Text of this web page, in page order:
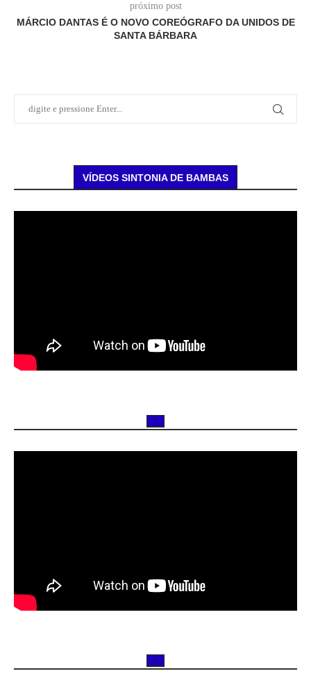
próximo post
MÁRCIO DANTAS É O NOVO COREÓGRAFO DA UNIDOS DE
SANTA BÁRBARA
VÍDEOS SINTONIA DE BAMBAS